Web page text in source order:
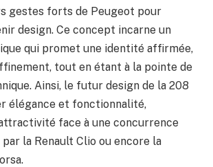
gestes forts de Peugeot pour
design. Ce concept incarne un
qui promet une identité affirmée,
tout en étant à la pointe de
Ainsi, le futur design de la 208
élégance et fonctionnalité,
face à une concurrence
la Renault Clio ou encore la